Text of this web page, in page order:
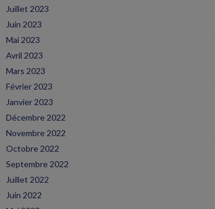
Juillet 2023
Juin 2023
Mai 2023
Avril 2023
Mars 2023
Février 2023
Janvier 2023
Décembre 2022
Novembre 2022
Octobre 2022
Septembre 2022
Juillet 2022
Juin 2022